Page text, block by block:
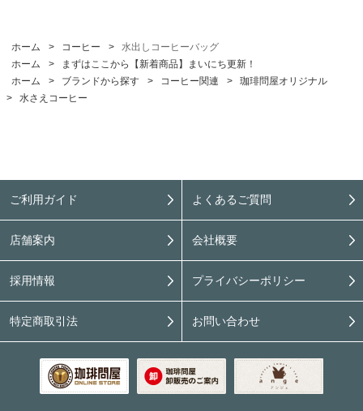
ホーム > コーヒー >
水出しコーヒーバッグ
ホーム
>
まずはここから【新着商品】まいにち更新！
ホーム
> ブランドから探す > コーヒー関連 >
珈琲問屋オリジナル
>
水さえコーヒー
ご利用ガイド よくあるご質問
店舗案内 会社概要
採用情報 プライバシーポリシー
特定商取引法 お問い合わせ